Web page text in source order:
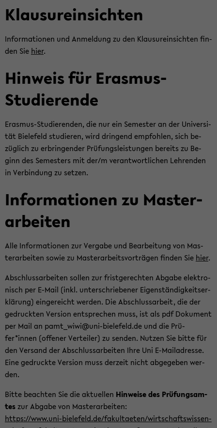
Klau­sur­ein­sich­ten
In­for­ma­tio­nen und An­mel­dung zu den Klau­sur­ein­sich­ten fin­
den Sie hier.
Hin­weis für Erasmus-​
Studierende
Erasmus-​Studierenden, die nur ein Se­mes­ter an der Uni­ver­si­
tät Bie­le­feld stu­die­ren, wird drin­gend emp­foh­len, sich be­
züg­lich zu er­brin­gen­der Prü­fungs­leis­tun­gen be­reits zu Be­
ginn des Se­mes­ters mit der/m ver­ant­wort­li­chen Leh­ren­den
in Ver­bin­dung zu set­zen.
In­for­ma­tio­nen zu Mas­ter­
ar­bei­ten
Alle In­for­ma­tio­nen zur Ver­ga­be und Be­ar­bei­tung von Mas­
ter­ar­bei­ten sowie zu Mas­ter­ar­beits­vor­trä­gen fin­den Sie hier.
Ab­schluss­ar­bei­ten sol­len zur frist­ge­rech­ten Ab­ga­be elek­tro­
nisch per E-​Mail (inkl. un­ter­schrie­be­ner Ei­gen­stän­dig­keits­er­
klä­rung) ein­ge­reicht wer­den. Die Ab­schluss­ar­beit, die der
ge­druck­ten Ver­si­on ent­spre­chen muss, ist als pdf Do­ku­ment
per Mail an pam­t_wi­wi@uni-​bielefeld.de und die Prü­
fer*innen (of­fe­ner Ver­tei­ler) zu sen­den. Nut­zen Sie bitte für
den Ver­sand der Ab­schluss­ar­bei­ten Ihre Uni E-​Mailadresse.
Eine ge­druck­te Ver­si­on muss der­zeit nicht ab­ge­ge­ben wer­
den.
Bitte be­ach­ten Sie die ak­tu­el­len Hin­wei­se des Prü­fungs­am­
teszur Ab­ga­be von Mas­ter­ar­bei­ten:
https://www.uni-​bielefeld.de/fa­kul­tae­ten/wirt­schafts­wis­sen­